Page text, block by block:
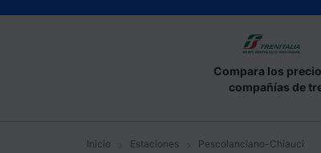
Compara los
compañías de
Inicio Estaciones Pescolanciano-Chiauci